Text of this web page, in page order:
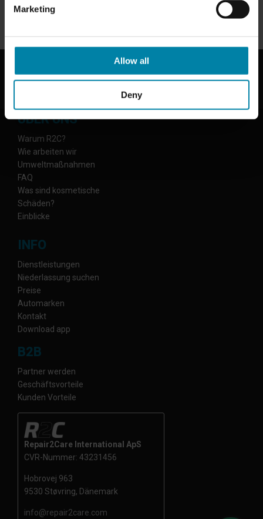
Marketing
Allow all
Deny
ÜBER UNS
Warum R2C?
Wie arbeiten wir
Umweltmaßnahmen
FAQ
Was sind kosmetische
Schäden?
Einblicke
INFO
Dienstleistungen
Niederlassung suchen
Preise
Automarken
Kontakt
Download app
B2B
Partner werden
Geschäftsvorteile
Kunden Vorteile
Repair2Care International ApS
CVR-Nummer: 43231456
Hobrovej 963
9530 Støvring, Dänemark
info@repair2care.com